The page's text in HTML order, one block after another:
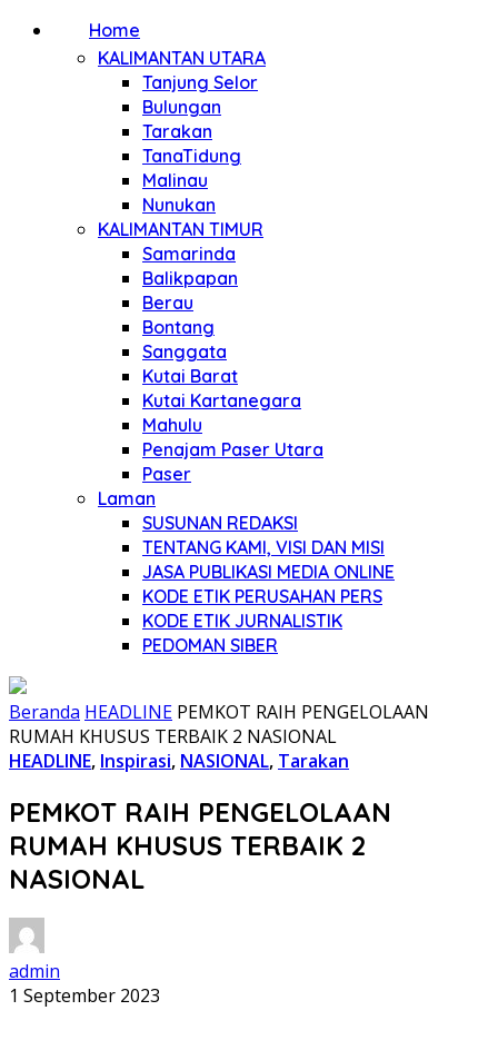
Home
KALIMANTAN UTARA
Tanjung Selor
Bulungan
Tarakan
TanaTidung
Malinau
Nunukan
KALIMANTAN TIMUR
Samarinda
Balikpapan
Berau
Bontang
Sanggata
Kutai Barat
Kutai Kartanegara
Mahulu
Penajam Paser Utara
Paser
Laman
SUSUNAN REDAKSI
TENTANG KAMI, VISI DAN MISI
JASA PUBLIKASI MEDIA ONLINE
KODE ETIK PERUSAHAN PERS
KODE ETIK JURNALISTIK
PEDOMAN SIBER
Beranda HEADLINE PEMKOT RAIH PENGELOLAAN
RUMAH KHUSUS TERBAIK 2 NASIONAL
HEADLINE, Inspirasi, NASIONAL, Tarakan
PEMKOT RAIH PENGELOLAAN
RUMAH KHUSUS TERBAIK 2
NASIONAL
admin
1 September 2023